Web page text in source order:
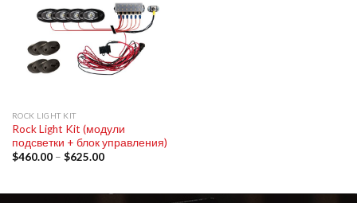
ROCK LIGHT KIT
Rock Light Kit (модули
подсветки + блок управления)
$460.00– $625.00